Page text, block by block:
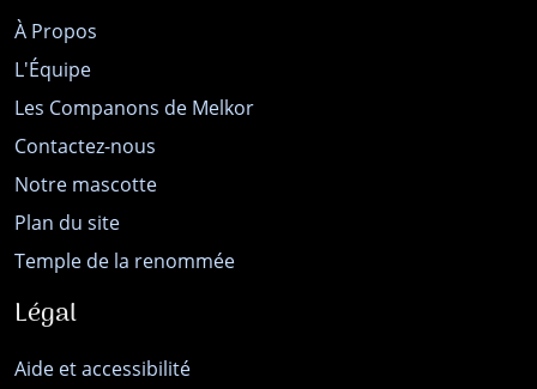
À Propos
L'Équipe
Les Companons de Melkor
Contactez-nous
Notre mascotte
Plan du site
Temple de la renommée
Légal
Aide et accessibilité